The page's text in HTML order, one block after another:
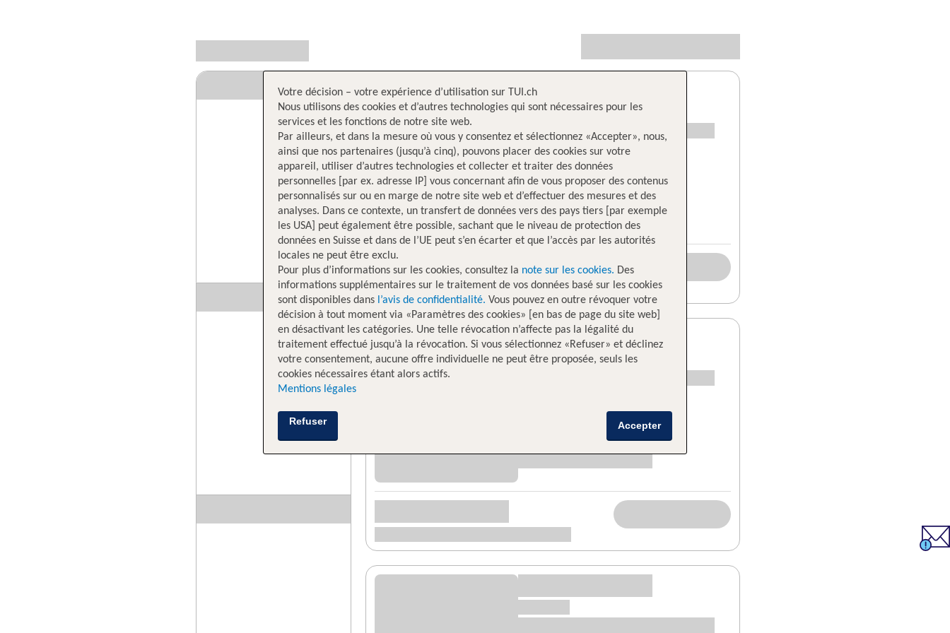
Votre décision – votre expérience d’utilisation sur TUI.ch
Nous utilisons des cookies et d’autres technologies qui sont nécessaires pour les
services et les fonctions de notre site web.
Par ailleurs, et dans la mesure où vous y consentez et sélectionnez «Accepter», nous,
ainsi que nos partenaires (jusqu’à cinq), pouvons placer des cookies sur votre
appareil, utiliser d’autres technologies et collecter et traiter des données
personnelles [par ex. adresse IP] vous concernant afin de vous proposer des contenus
personnalisés sur ou en marge de notre site web et d’effectuer des mesures et des
analyses. Dans ce contexte, un transfert de données vers des pays tiers [par exemple
les USA] peut également être possible, sachant que le niveau de protection des
données en Suisse et dans de l’UE peut s’en écarter et que l’accès par les autorités
locales ne peut être exclu.
Pour plus d’informations sur les cookies, consultez la note sur les cookies. Des
informations supplémentaires sur le traitement de vos données basé sur les cookies
sont disponibles dans l’avis de confidentialité. Vous pouvez en outre révoquer votre
décision à tout moment via «Paramètres des cookies» [en bas de page du site web]
en désactivant les catégories. Une telle révocation n’affecte pas la légalité du
traitement effectué jusqu’à la révocation. Si vous sélectionnez «Refuser» et déclinez
votre consentement, aucune offre individuelle ne peut être proposée, seuls les
cookies nécessaires étant alors actifs.
Mentions légales
Accepter
Refuser